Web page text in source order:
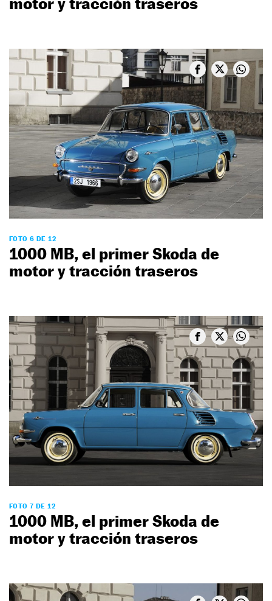
FOTO 6 DE 12
1000 MB, el primer Skoda de
motor y tracción traseros
FOTO 7 DE 12
1000 MB, el primer Skoda de
motor y tracción traseros